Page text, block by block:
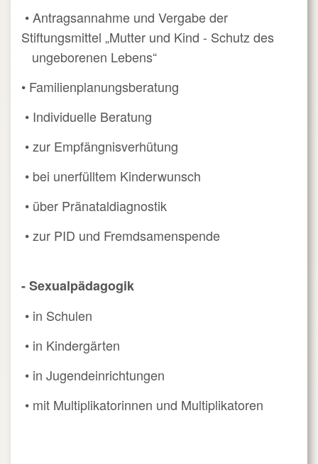
• Antragsannahme und Vergabe der
Stiftungsmittel „Mutter und Kind - Schutz des
ungeborenen Lebens“
• Familienplanungsberatung
• Individuelle Beratung
• zur Empfängnisverhütung
• bei unerfülltem Kinderwunsch
• über Pränataldiagnostik
• zur PID und Fremdsamenspende
- Sexualpädagogik
• in Schulen
• in Kindergärten
• in Jugendeinrichtungen
• mit Multiplikatorinnen und Multiplikatoren